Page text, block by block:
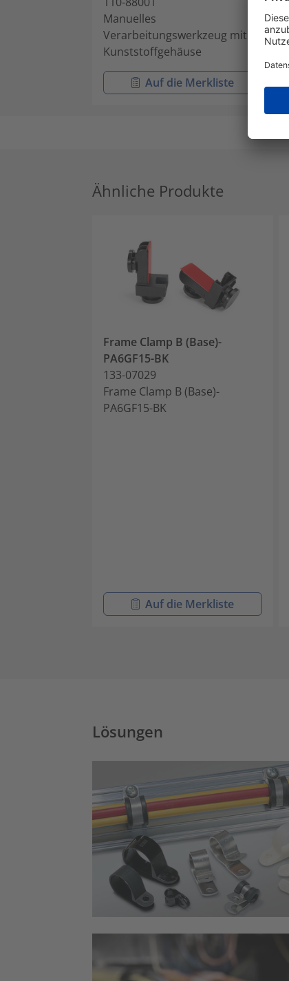
Manuelles
Verarbeitungswerkzeug mit
Kunststoffgehäuse
Auf die Merkliste
Ähnliche Produkte
Frame Clamp B (Base)-
PA6GF15-BK
133-07029
Frame Clamp B (Base)-
PA6GF15-BK
Auf die Merkliste
Lösungen